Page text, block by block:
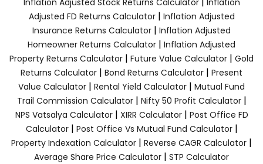
Adjusted FD Returns Calculator| Inflation Adjusted
Insurance Returns Calculator | Inflation Adjusted
Homeowner Returns Calculator | Inflation Adjusted
Property Returns Calculator | Future Value Calculator | Gold
Returns Calculator | Bond Returns Calculator | Present
Value Calculator | Rental Yield Calculator | Mutual Fund
Trail Commission Calculator| Nifty 50 Profit Calculator|
NPS Vatsalya Calculator| XIRR Calculator| Post Office FD
Calculator| Post Office Vs Mutual Fund Calculator|
Property Indexation Calculator | Reverse CAGR Calculator |
Average Share Price Calculator | STP Calculator